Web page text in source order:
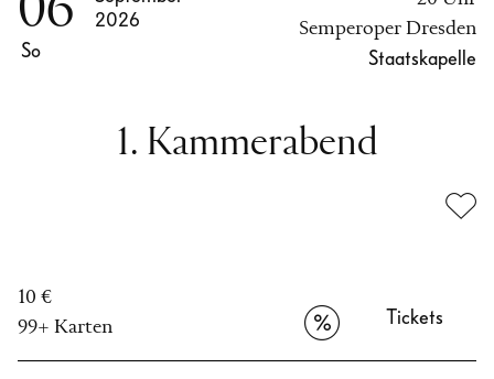
1. Kammerabend
06
So
2026
Semperoper Dresden
Staatskapelle
Tickets
10 €
99+ Karten